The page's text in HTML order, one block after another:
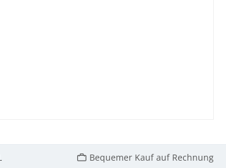
Bequemer Kauf auf Rechnung